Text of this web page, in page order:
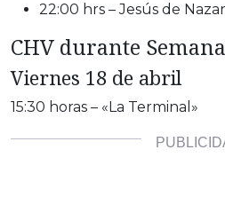
22:00 hrs – Jesús de
CHV durante
Viernes 18 de abril
15:30 horas – «La Terminal»